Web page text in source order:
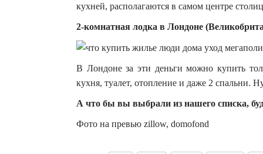
кухней, располагаются в самом центре
2-комнатная лодка в Лондоне
В Лондоне за эти деньги можно купить
кухня, туалет, отопление и даже 2 спальни.
А что бы вы выбрали из нашего списка,
Фото на превью zillow, domofond